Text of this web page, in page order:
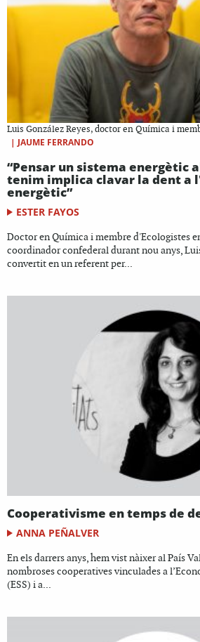
Luis González Reyes, doctor en Química i
| JAUME FERRANDO
“Pensar un sistema energètic
tenim implica clavar la dent a
energètic”
ESTER FAYOS
Doctor en Química i membre d'Ecologistes
coordinador confederal durant nou anys,
convertit en un referent per...
Cooperativisme en temps de
ANNA PEÑALVER
En els darrers anys, hem vist nàixer al País
nombroses cooperatives vinculades a
(ESS) i a...